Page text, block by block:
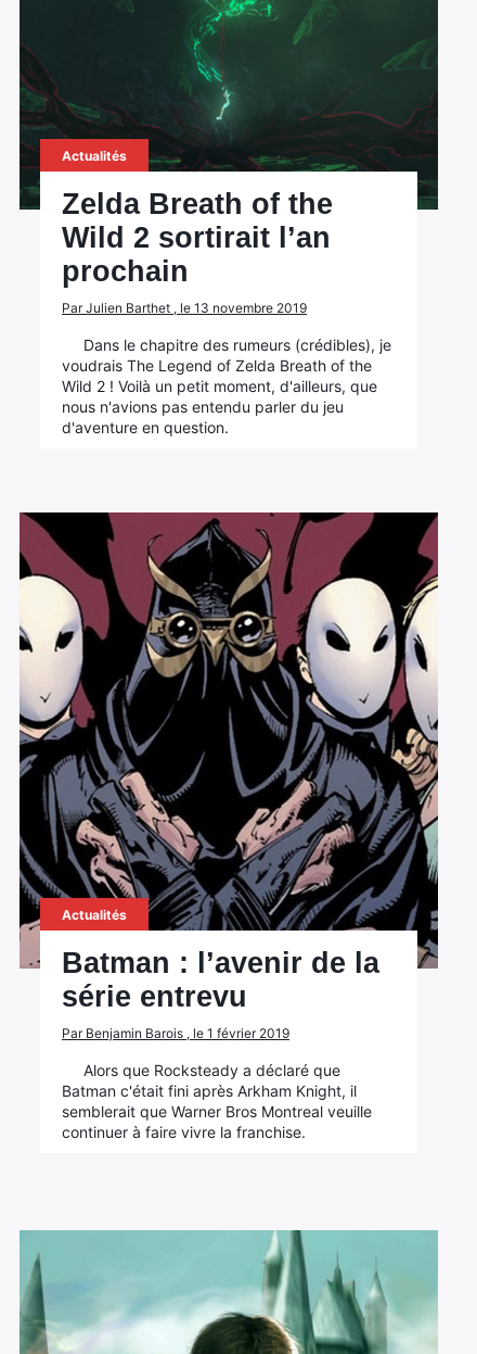
Actualités
Zelda Breath of the
Wild 2 sortirait l’an
prochain
Par Julien Barthet , le 13 novembre 2019
Dans le chapitre des rumeurs (crédibles), je
voudrais The Legend of Zelda Breath of the
Wild 2 ! Voilà un petit moment, d'ailleurs, que
nous n'avions pas entendu parler du jeu
d'aventure en question.
Actualités
Batman : l’avenir de la
série entrevu
Par Benjamin Barois , le 1 février 2019
Alors que Rocksteady a déclaré que
Batman c'était fini après Arkham Knight, il
semblerait que Warner Bros Montreal veuille
continuer à faire vivre la franchise.